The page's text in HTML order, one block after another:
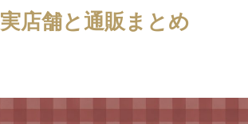
店舗と通販まとめ